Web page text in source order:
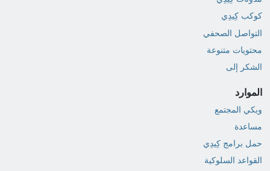
كوكب كِيدِي
التواصل الصحفي
محتويات متنوعة
الشكر إلى
الموارد
ويكي المجتمع
مساعدة
حمل برامج كِيدِي
القواعد السلوكية